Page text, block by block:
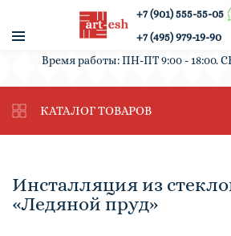
+7 (901) 555-55-05
+7 (495) 979-19-90
Время работы: ПН-ПТ 9:00 - 18:00.
КАТАЛОГ ТОВАРОВ
Инсталляция из
«Ледяной пруд»